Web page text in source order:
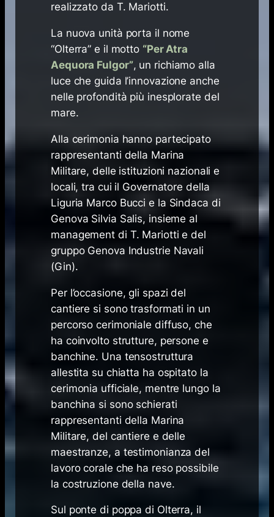
realizzato da T. Mariotti.
La nuova unità porta il nome
“Olterra” e il motto “Per Atra
Aequora Fulgor”, un richiamo alla
luce che guida l’innovazione anche
nelle profondità più inesplorate del
mare.
Alla cerimonia hanno partecipato
rappresentanti della Marina
Militare, delle istituzioni nazionali e
locali, tra cui il Governatore della
Liguria Marco Bucci e la Sindaca di
Genova Silvia Salis, insieme al
management di T. Mariotti e del
gruppo Genova Industrie Navali
(Gin).
Per l’occasione, gli spazi del
cantiere si sono trasformati in un
percorso cerimoniale diffuso, che
ha coinvolto strutture, persone e
banchine. Una tensostruttura
allestita su chiatta ha ospitato la
cerimonia ufficiale, mentre lungo la
banchina si sono schierati
rappresentanti della Marina
Militare, del cantiere e delle
maestranze, a testimonianza del
lavoro corale che ha reso possibile
la costruzione della nave.
Sul ponte di poppa di Olterra, il